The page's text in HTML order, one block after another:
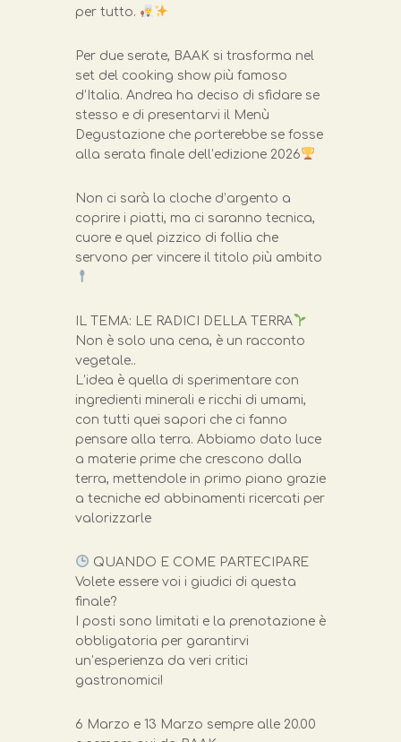
per tutto.
Per due serate, BAAK si trasforma nel
set del cooking show più famoso
d’Italia. Andrea ha deciso di sfidare se
stesso e di presentarvi il Menù
Degustazione che porterebbe se fosse
alla serata finale dell’edizione 2026
Non ci sarà la cloche d’argento a
coprire i piatti, ma ci saranno tecnica,
cuore e quel pizzico di follia che
servono per vincere il titolo più ambito
IL TEMA: LE RADICI DELLA TERRA
Non è solo una cena, è un racconto
vegetale..
L’idea è quella di sperimentare con
ingredienti minerali e ricchi di umami,
con tutti quei sapori che ci fanno
pensare alla terra. Abbiamo dato luce
a materie prime che crescono dalla
terra, mettendole in primo piano grazie
a tecniche ed abbinamenti ricercati per
valorizzarle
QUANDO E COME PARTECIPARE
Volete essere voi i giudici di questa
finale?
I posti sono limitati e la prenotazione è
obbligatoria per garantirvi
un’esperienza da veri critici
gastronomici!
6 Marzo e 13 Marzo sempre alle 20.00